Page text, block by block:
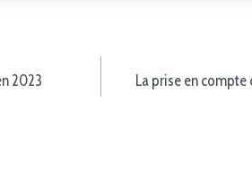
2023
La prise en compte